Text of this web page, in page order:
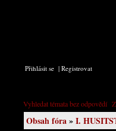
Přihlásit se | Registrovat
Vyhledat témata bez odpovědí|
Obsah fóra»I.